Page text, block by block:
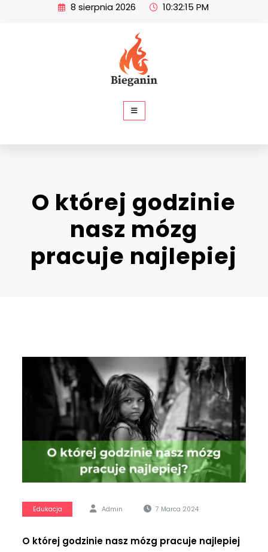
8 sierpnia 2026 10:32:15 PM
O której godzinie
nasz mózg
pracuje najlepiej
Edukacja Admin 7 Marca 2024
O której godzinie nasz mózg pracuje najlepiej